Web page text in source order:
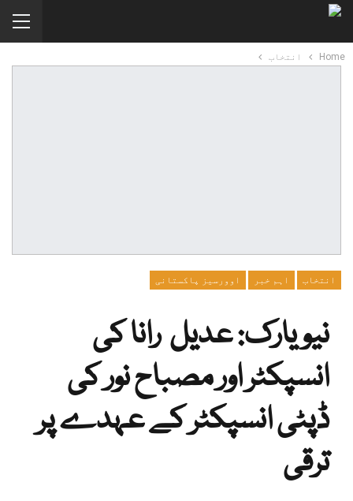
Home انتخاب
انتخاب اہم خبر اوورسیز پاکستانی
نیویارک: عدیل رانا کی
انسپکٹر اور مصباح نور کی
ڈپٹی انسپکٹر کے عہدے پر
ترقی